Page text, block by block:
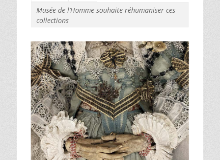
Musée de l’Homme souhaite réhumaniser ces
collections